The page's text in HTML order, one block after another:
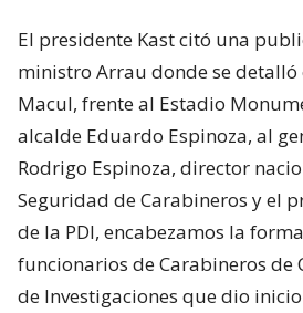
El presidente Kast citó una
ministro Arrau donde se detalló
Macul, frente al Estadio
alcalde Eduardo Espinoza, al
Rodrigo Espinoza, director
Seguridad de Carabineros y el
de la PDI, encabezamos la
funcionarios de Carabineros de
de Investigaciones que dio